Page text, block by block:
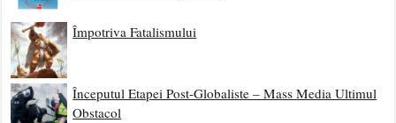
Împotriva Fatalismului
Începutul Etapei Post-Globaliste – Mass Media Ultimul
Obstacol